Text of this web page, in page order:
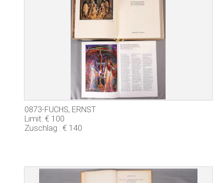
0873-FUCHS, ERNST
Limit: € 100
Zuschlag : € 140